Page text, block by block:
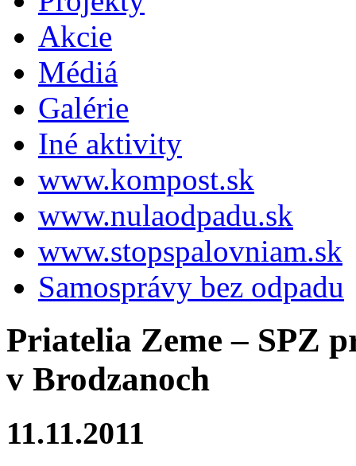
Akcie
Médiá
Galérie
Iné aktivity
www.kompost.sk
www.nulaodpadu.sk
www.stopspalovniam.sk
Samosprávy bez odpadu
Priatelia Zeme – SPZ
v Brodzanoch
11.11.2011